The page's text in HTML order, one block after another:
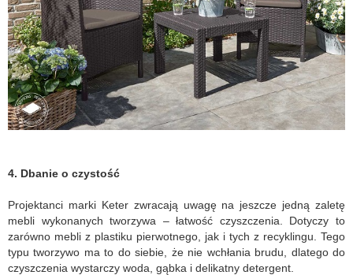
4. Dbanie o czystość
Projektanci marki Keter zwracają uwagę na jeszcze jedną zaletę
mebli wykonanych tworzywa – łatwość czyszczenia. Dotyczy to
zarówno mebli z plastiku pierwotnego, jak i tych z recyklingu. Tego
typu tworzywo ma to do siebie, że nie wchłania brudu, dlatego do
czyszczenia wystarczy woda, gąbka i delikatny detergent.